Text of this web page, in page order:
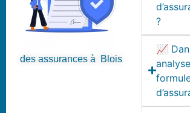
des assurances à Blois
?
📈